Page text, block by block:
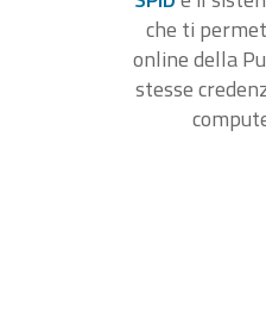
che ti
online della
stesse